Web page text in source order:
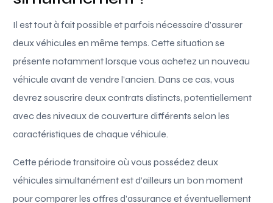
Il est tout à fait possible et parfois nécessaire d’assurer
deux véhicules en même temps. Cette situation se
présente notamment lorsque vous achetez un nouveau
véhicule avant de vendre l’ancien. Dans ce cas, vous
devrez souscrire deux contrats distincts, potentiellement
avec des niveaux de couverture différents selon les
caractéristiques de chaque véhicule.
Cette période transitoire où vous possédez deux
véhicules simultanément est d’ailleurs un bon moment
pour comparer les offres d’assurance et éventuellement